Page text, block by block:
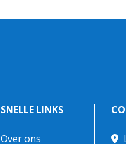
SNELLE LINKS
Over ons